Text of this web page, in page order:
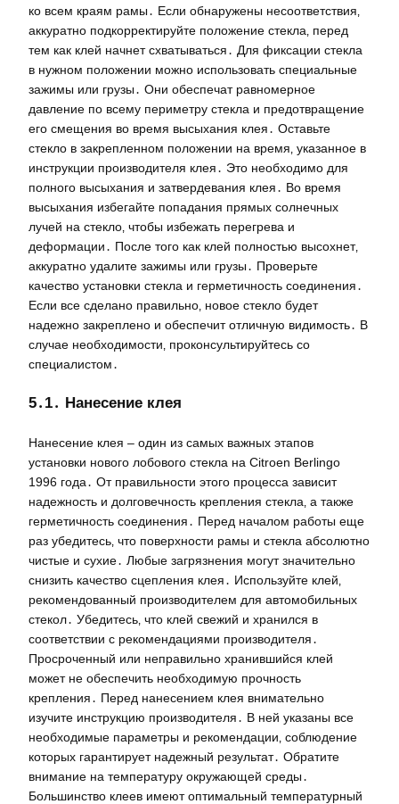
ко всем краям рамы․ Если обнаружены несоответствия‚
аккуратно подкорректируйте положение стекла‚ перед
тем как клей начнет схватываться․ Для фиксации стекла
в нужном положении можно использовать специальные
зажимы или грузы․ Они обеспечат равномерное
давление по всему периметру стекла и предотвращение
его смещения во время высыхания клея․ Оставьте
стекло в закрепленном положении на время‚ указанное в
инструкции производителя клея․ Это необходимо для
полного высыхания и затвердевания клея․ Во время
высыхания избегайте попадания прямых солнечных
лучей на стекло‚ чтобы избежать перегрева и
деформации․ После того как клей полностью высохнет‚
аккуратно удалите зажимы или грузы․ Проверьте
качество установки стекла и герметичность соединения․
Если все сделано правильно‚ новое стекло будет
надежно закреплено и обеспечит отличную видимость․ В
случае необходимости‚ проконсультируйтесь со
специалистом․
5․1․ Нанесение клея
Нанесение клея – один из самых важных этапов
установки нового лобового стекла на Citroen Berlingo
1996 года․ От правильности этого процесса зависит
надежность и долговечность крепления стекла‚ а также
герметичность соединения․ Перед началом работы еще
раз убедитесь‚ что поверхности рамы и стекла абсолютно
чистые и сухие․ Любые загрязнения могут значительно
снизить качество сцепления клея․ Используйте клей‚
рекомендованный производителем для автомобильных
стекол․ Убедитесь‚ что клей свежий и хранился в
соответствии с рекомендациями производителя․
Просроченный или неправильно хранившийся клей
может не обеспечить необходимую прочность
крепления․ Перед нанесением клея внимательно
изучите инструкцию производителя․ В ней указаны все
необходимые параметры и рекомендации‚ соблюдение
которых гарантирует надежный результат․ Обратите
внимание на температуру окружающей среды․
Большинство клеев имеют оптимальный температурный